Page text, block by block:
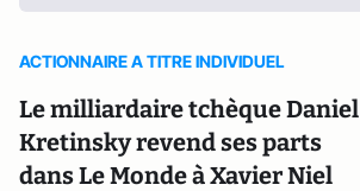
ACTIONNAIRE A TITRE INDIVIDUEL
Le milliardaire tchèque Daniel
Kretinsky revend ses parts
dans Le Monde à Xavier Niel